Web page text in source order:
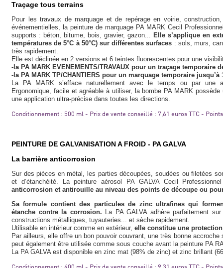
Traçage tous terrains
Pour les travaux de marquage et de repérage en voirie,
événementielles, la peinture de marquage PA MARK Cecil
supports : béton, bitume, bois, gravier, gazon... Elle s’applique en
températures de 5°C à 50°C) sur différentes surfaces : sols, murs,
très rapidement.
Elle est déclinée en 2 versions et 6 teintes fluorescentes pour une
-la PA MARK EVENEMENTS/TRAVAUX pour un traçage temporaire
-la PA MARK TP/CHANTIERS pour un marquage temporaire jusqu’à
La PA MARK s’efface naturellement avec le temps ou par une
Ergonomique, facile et agréable à utiliser, la bombe PA MARK
une application ultra-précise dans toutes les directions.
Conditionnement : 500 ml - Prix de vente conseillé : 7,61 euros TTC -
PEINTURE DE GALVANISATION A FROID - PA GALVA
La barrière anticorrosion
Sur des pièces en métal, les parties découpées, soudées ou filetées
et d’étanchéité. La peinture aérosol PA GALVA Cecil
anticorrosion et antirouille au niveau des points de découpe ou
Sa formule contient des particules de zinc ultrafines qui
étanche contre la corrosion. La PA GALVA adhère parfaitement
constructions métalliques, tuyauteries... et sèche rapidement.
Utilisable en intérieur comme en extérieur, elle constitue une
Par ailleurs, elle offre un bon pouvoir couvrant, une très bonne
peut également être utilisée comme sous couche avant la peinture PA
La PA GALVA est disponible en zinc mat (98% de zinc) et zinc brillant